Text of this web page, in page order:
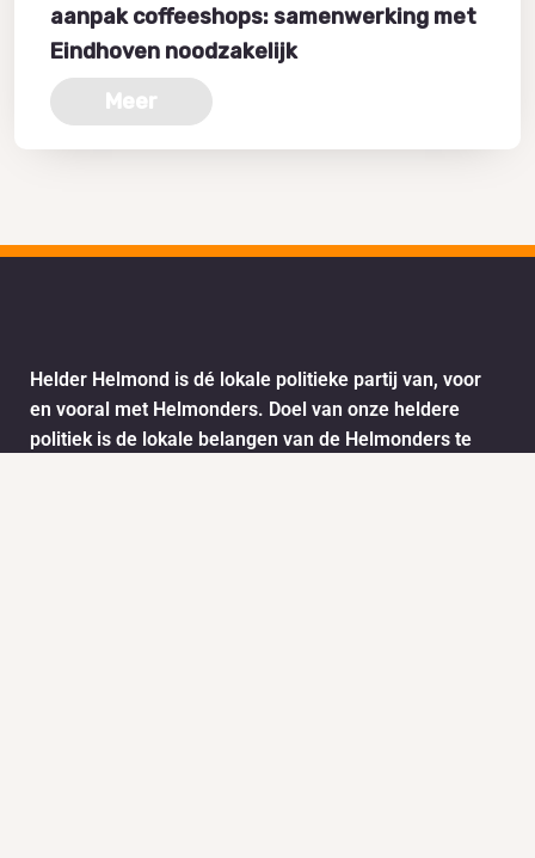
aanpak coffeeshops: samenwerking met
Eindhoven noodzakelijk
Meer
Helder Helmond is dé lokale politieke partij van, voor
en vooral met Helmonders. Doel van onze heldere
politiek is de lokale belangen van de Helmonders te